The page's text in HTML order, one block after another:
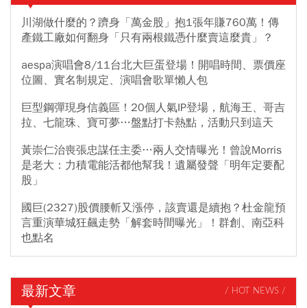
川湖做什麼的？躋身「萬金股」抱1張年賺760萬！傳
產鐵工廠如何翻身「只有兩根鐵憑什麼賣這麼貴」？
aespa演唱會8/11台北大巨蛋登場！開唱時間、票價座
位圖、實名制規定、演唱會歌單懶人包
巨型鋼彈現身信義區！20個人氣IP登場，航海王、哥吉
拉、七龍珠、寶可夢…盤點打卡熱點，活動只到這天
黃崇仁治喪張忠謀任主委…兩人交情曝光！曾說Morris
是老大：力積電能活都他幫我！遺屬發聲「明年定要配
股」
國巨(2327)股價腰斬又漲停，該賣還是續抱？杜金龍預
言重演華城狂飆走勢「解套時間曝光」！群創、南亞科
也點名
最新文章 / HOT NEWS /